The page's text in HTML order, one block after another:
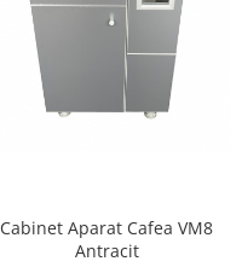
Cabinet Aparat Cafea VM8
Antracit